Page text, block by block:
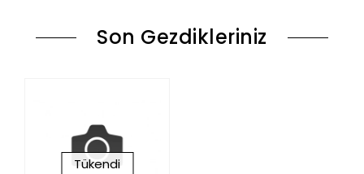
Son Gezdikleriniz
Tükendi